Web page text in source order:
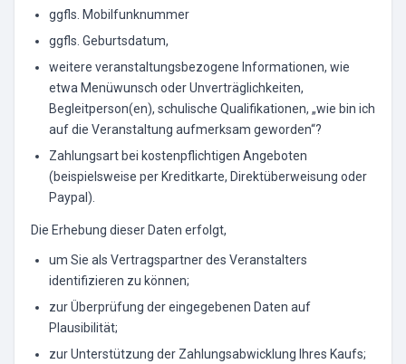
ggfls. Mobilfunknummer
ggfls. Geburtsdatum,
weitere veranstaltungsbezogene Informationen, wie
etwa Menüwunsch oder Unverträglichkeiten,
Begleitperson(en), schulische Qualifikationen, „wie bin ich
auf die Veranstaltung aufmerksam geworden“?
Zahlungsart bei kostenpflichtigen Angeboten
(beispielsweise per Kreditkarte, Direktüberweisung oder
Paypal).
Die Erhebung dieser Daten erfolgt,
um Sie als Vertragspartner des Veranstalters
identifizieren zu können;
zur Überprüfung der eingegebenen Daten auf
Plausibilität;
zur Unterstützung der Zahlungsabwicklung Ihres Kaufs;